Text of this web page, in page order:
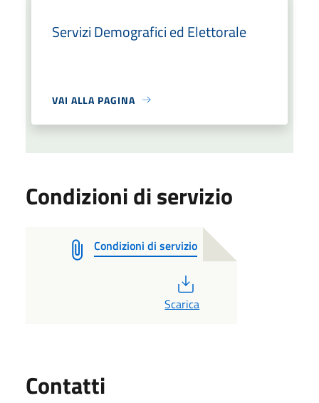
Servizi Demografici ed Elettorale
VAI ALLA PAGINA
Condizioni di servizio
Condizioni di servizio
Scarica
Contatti